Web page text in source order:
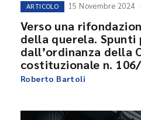
ARTICOLO 15 Novembre 2024
Verso una
della querela. Spunti
dall’ordinanza della
costituzionale n.
Roberto Bartoli